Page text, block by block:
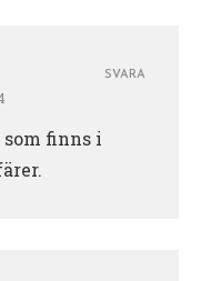
som finns i
SVARA